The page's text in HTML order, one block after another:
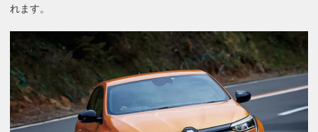
れます。